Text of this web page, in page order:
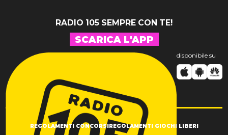
RADIO 105 SEMPRE CON TE!
SCARICA L'APP
disponibile su
REGOLAMENTI CONCORSIREGOLAMENTI GIOCHI LIBERI